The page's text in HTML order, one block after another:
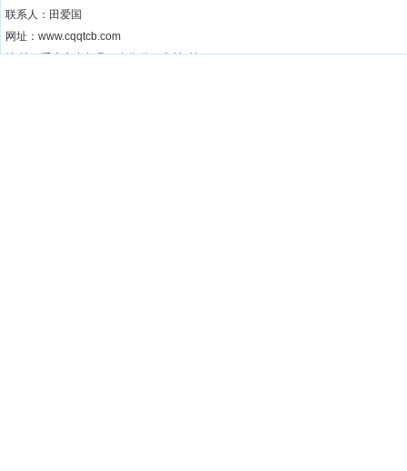
联系人：田爱国
网址：www.cqqtcb.com
地 址：重庆市丰都县三合街道丁庄村6社